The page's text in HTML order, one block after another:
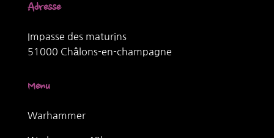
Adresse
Impasse des maturins
51000 Châlons-en-champagne
Menu
Warhammer